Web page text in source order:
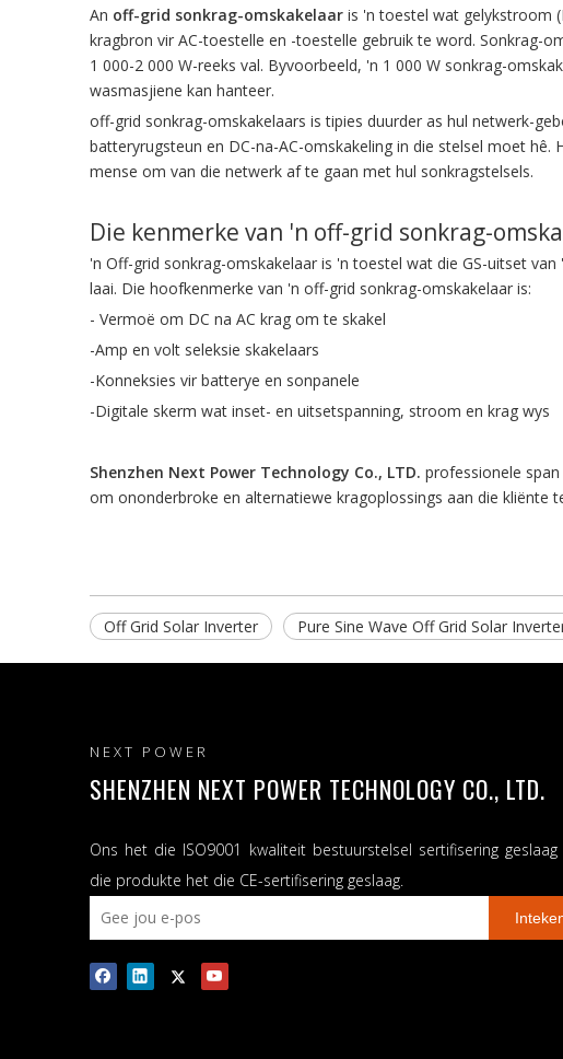
An off-grid sonkrag-omskakelaar is 'n toestel wat gelykstroom
kragbron vir AC-toestelle en -toestelle gebruik te word. Sonkrag-
1 000-2 000 W-reeks val. Byvoorbeeld, 'n 1 000 W sonkrag-
wasmasjiene kan hanteer.
off-grid sonkrag-omskakelaars is tipies duurder as hul netwerk-
batteryrugsteun en DC-na-AC-omskakeling in die stelsel moet
mense om van die netwerk af te gaan met hul sonkragstelsels.
Die kenmerke van 'n off-grid sonkrag-
'n Off-grid sonkrag-omskakelaar is 'n toestel wat die GS-uitset
laai. Die hoofkenmerke van 'n off-grid sonkrag-omskakelaar is:
- Vermoë om DC na AC krag om te skakel
-Amp en volt seleksie skakelaars
-Konneksies vir batterye en sonpanele
-Digitale skerm wat inset- en uitsetspanning, stroom en krag wys
Shenzhen Next Power Technology Co., LTD. professionele
om ononderbroke en alternatiewe kragoplossings aan die kliënte
Off Grid Solar Inverter Pure Sine Wave Off Grid Solar
NEXT POWER
SHENZHEN NEXT POWER TECHNOLOGY CO., LTD.
Ons het die ISO9001 kwaliteit bestuurstelsel sertifisering geslaag
die produkte het die CE-sertifisering geslaag.